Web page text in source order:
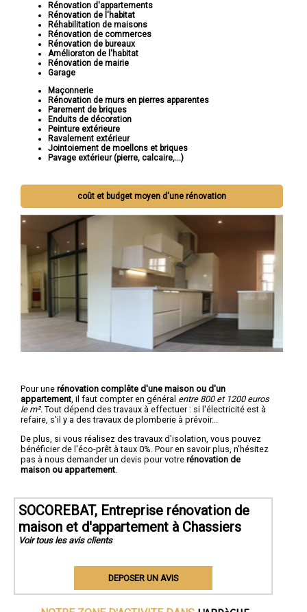
Rénovation d'appartements
Rénovation de l'habitat
Réhabilitation de maisons
Rénovation de commerces
Rénovation de bureaux
Amélioraton de l'habitat
Rénovation de mairie
Garage
Maçonnerie
Rénovation de murs en pierres apparentes
Parement de briques
Enduits de décoration
Peinture extérieure
Ravalement extérieur
Jointoiement de moellons et briques
Pavage extérieur (pierre, calcaire,...)
coût et budget moyen d'une rénovation
Pour une rénovation complête d'une maison ou d'un
appartement , il faut compter en général entre 800 et 1200 euros
le m². Tout dépend des travaux à effectuer : si l'électricité est à
refaire, s'il y a des travaux de plomberie à prévoir...
De plus, si vous réalisez des travaux d'isolation, vous pouvez
bénéficier de l'éco-prêt à taux 0%. Pour en savoir plus, n'hésitez
pas à nous demander un devis pour votre rénovation de
maison ou appartement
SOCOREBAT, Entreprise rénovation de
maison et d'appartement à Chassiers
Voir tous les avis clients
DEPOSER UN AVIS